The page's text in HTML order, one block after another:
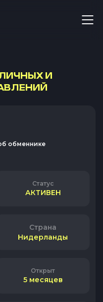
И
обменнике
Статус
АКТИВЕН
Страна
Нидерланды
Открыт
5 месяцев